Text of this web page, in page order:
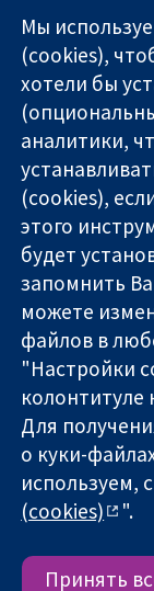
Надёжные
доказательства
решения
Во благо
здоровья
The Cochrane
company limited by
England & Wales.
Copyright © 2026
ответственности|
Мы
(cookies),
хотели бы
аналитики,
(cookies),
этого
будет
запомнить
можете
файлов в
"Настройки
Для
о куки-
используем,
(cookies)
".
Принять